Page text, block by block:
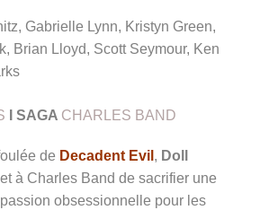
Gabrielle Lynn, Kristyn Green,
Brian Lloyd, Scott Seymour, Ken
SAGA CHARLES BAND
de Decadent Evil , Doll
à Charles Band de sacrifier une
obsessionnelle pour les